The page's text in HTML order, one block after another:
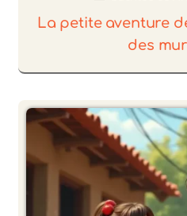
La petite aventure
des